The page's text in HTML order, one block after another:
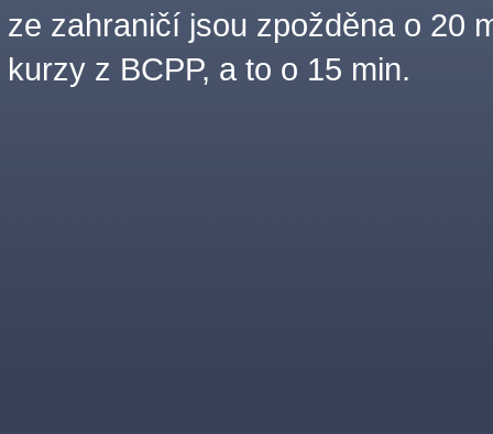
ze zahraničí jsou zpožděna o 20
kurzy z BCPP, a to o 15 min.